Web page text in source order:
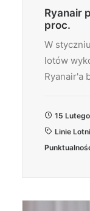
Ryanair
proc.
W
lotów
Ryanair'a
15
Linie